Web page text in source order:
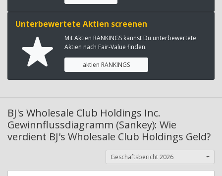
Unterbewertete Aktien screenen
Mit Aktien RANKINGS kannst Du unterbewertete
Aktien nach Fair-Value finden.
aktien RANKINGS
BJ's Wholesale Club Holdings Inc.
Gewinnflussdiagramm (Sankey): Wie
verdient BJ's Wholesale Club Holdings Geld?
Geschäftsbericht 2026